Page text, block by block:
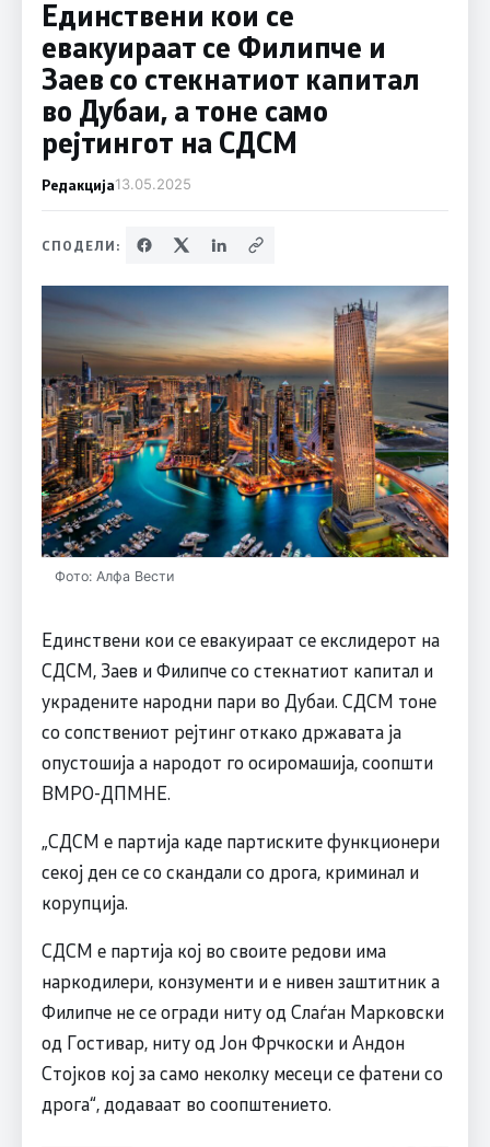
Единствени кои се
евакуираат се Филипче и
Заев со стекнатиот капитал
во Дубаи, а тоне само
рејтингот на СДСМ
Редакција13.05.2025
СПОДЕЛИ:
Фото: Алфа Вести
Единствени кои се евакуираат се екслидерот на
СДСМ, Заев и Филипче со стекнатиот капитал и
украдените народни пари во Дубаи. СДСМ тоне
со сопствениот рејтинг откако државата ја
опустошија а народот го осиромашија, соопшти
ВМРО-ДПМНЕ.
„СДСМ е партија каде партиските функционери
секој ден се со скандали со дрога, криминал и
корупција.
СДСМ е партија кој во своите редови има
наркодилери, конзументи и е нивен заштитник а
Филипче не се огради ниту од Слаѓан Марковски
од Гостивар, ниту од Јон Фрчкоски и Андон
Стојков кој за само неколку месеци се фатени со
дрога“, додаваат во соопштението.